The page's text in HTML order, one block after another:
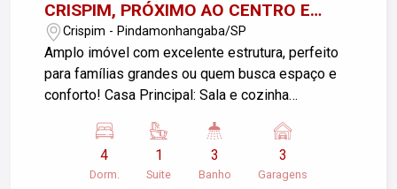
CRISPIM, PRÓXIMO AO CENTRO E
BOSQUE DA PRINCESA
Crispim - Pindamonhangaba/SP
Amplo imóvel com excelente estrutura, perfeito
para famílias grandes ou quem busca espaço e
conforto! Casa Principal: Sala e cozinha
social Sala de TV Sobrado nos fundos: Térreo:
cozinha externa, lavanderia, quarto amplo e
banheiro de serviço Superior: sala espaçosa, 2
4
Dorm.
1
Suite
3
Banho
3
Garagens